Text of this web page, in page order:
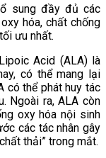
sung đầy đủ các
hóa, chất chống
ưu nhất.
Acid (ALA) là
có thể mang lại
có thể phát huy tác
Ngoài ra, ALA còn
oxy hóa nội sinh
các tác nhân gây
thải” trong mắt.